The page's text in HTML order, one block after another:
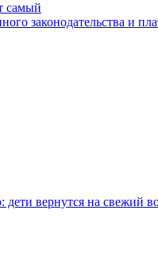
самый
законодательства и
вернутся на свежий